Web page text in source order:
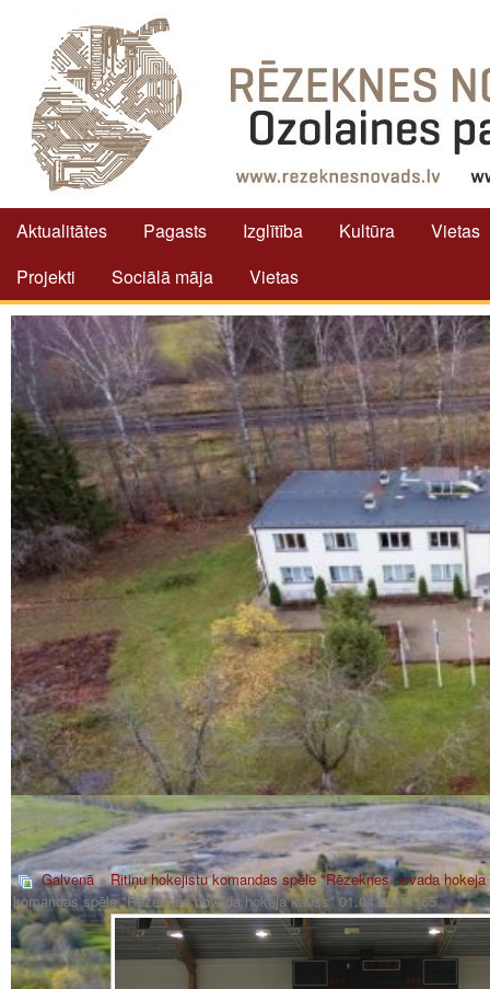
Aktualitātes Pagasts Izglītība Kultūra
Vietas
Projekti
Sociālā māja Vietas
Galvenā»Ritiņu hokejistu komandas spēle "Rēzeknes novada
komandas spēle "Rēzeknes novada hokeja kauss" 01.04.2017._65